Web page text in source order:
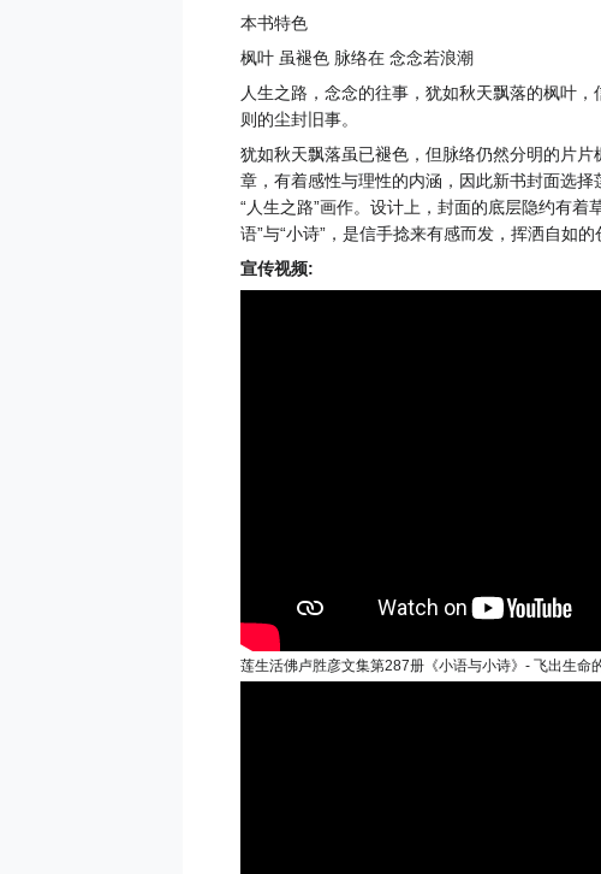
本书特色
枫叶 虽褪色 脉络在 念念若浪潮
人生之路，念念的往事，犹如秋天飘落的枫叶，
则的尘封旧事。
犹如秋天飘落虽已褪色，但脉络仍然分明的片
章，有着感性与理性的内涵，因此新书封面选
“人生之路”画作。设计上，封面的底层隐约有着
语”与“小诗”，是信手捻来有感而发，挥洒自如的
宣传视频:
莲生活佛卢胜彦文集第287册《小语与小诗》- 飞出生命